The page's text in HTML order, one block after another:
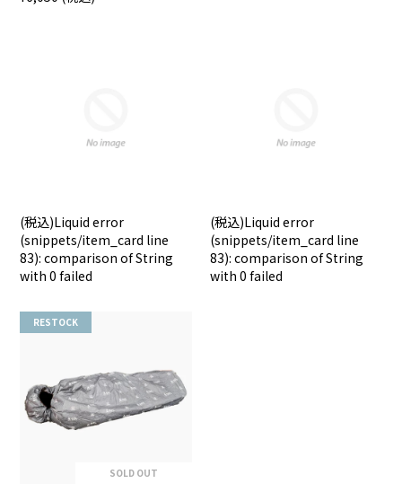
(税込)Liquid error
(snippets/item_card line
83): comparison of String
with 0 failed
(税込)Liquid error
(snippets/item_card line
83): comparison of String
with 0 failed
RESTOCK
SOLD OUT